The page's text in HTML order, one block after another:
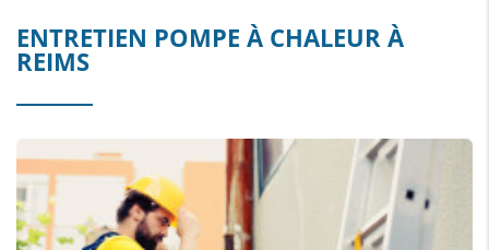
ENTRETIEN POMPE À CHALEUR À
REIMS